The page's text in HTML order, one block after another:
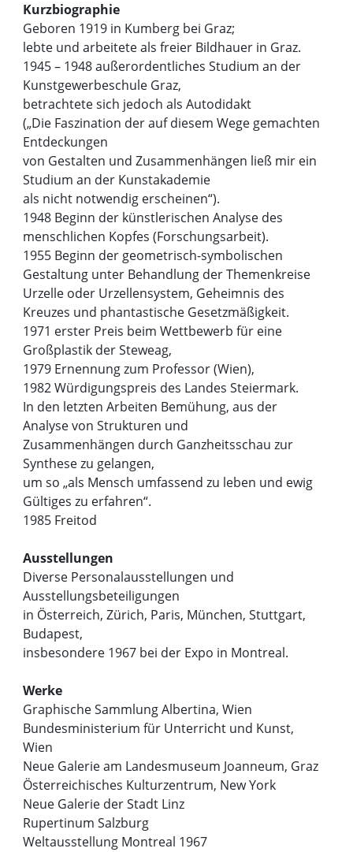
Kurzbiographie
Geboren 1919 in Kumberg bei Graz;
lebte und arbeitete als freier Bildhauer in Graz.
1945 – 1948 außerordentliches Studium an der
Kunstgewerbeschule Graz,
betrachtete sich jedoch als Autodidakt
(„Die Faszination der auf diesem Wege gemachten
Entdeckungen
von Gestalten und Zusammenhängen ließ mir ein
Studium an der Kunstakademie
als nicht notwendig erscheinen“).
1948 Beginn der künstlerischen Analyse des
menschlichen Kopfes (Forschungsarbeit).
1955 Beginn der geometrisch-symbolischen
Gestaltung unter Behandlung der Themenkreise
Urzelle oder Urzellensystem, Geheimnis des
Kreuzes und phantastische Gesetzmäßigkeit.
1971 erster Preis beim Wettbewerb für eine
Großplastik der Steweag,
1979 Ernennung zum Professor (Wien),
1982 Würdigungspreis des Landes Steiermark.
In den letzten Arbeiten Bemühung, aus der
Analyse von Strukturen und
Zusammenhängen durch Ganzheitsschau zur
Synthese zu gelangen,
um so „als Mensch umfassend zu leben und ewig
Gültiges zu erfahren“.
1985 Freitod
Ausstellungen
Diverse Personalausstellungen und
Ausstellungsbeteiligungen
in Österreich, Zürich, Paris, München, Stuttgart,
Budapest,
insbesondere 1967 bei der Expo in Montreal.
Werke
Graphische Sammlung Albertina, Wien
Bundesministerium für Unterricht und Kunst,
Wien
Neue Galerie am Landesmuseum Joanneum, Graz
Österreichisches Kulturzentrum, New York
Neue Galerie der Stadt Linz
Rupertinum Salzburg
Weltausstellung Montreal 1967